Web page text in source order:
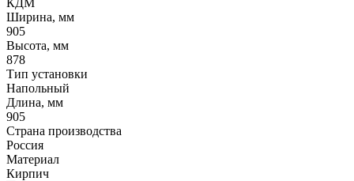
Ширина, мм
905
Высота, мм
878
Тип установки
Напольный
Длина, мм
905
Страна производства
Россия
Материал
Кирпич